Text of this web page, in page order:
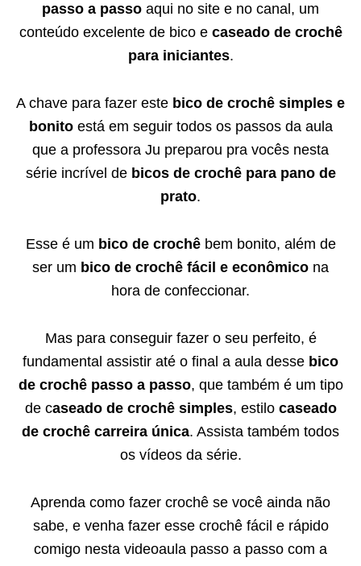
passo a passo aqui no site e no canal, um
conteúdo excelente de bico e caseado de crochê
para iniciantes.
A chave para fazer este bico de crochê simples e
bonitoestá em seguir todos os passos da aula
que a professora Ju preparou pra vocês nesta
série incrível de bicos de crochê para pano de
prato.
Esse é um bico de crochêbem bonito, além de
ser um bico de crochê fácil e econômico na
hora de confeccionar.
Mas para conseguir fazer o seu perfeito, é
fundamental assistir até o final a aula desse bico
de crochê passo a passo, que também é um tipo
de caseado de crochê simples, estilo caseado
de crochê carreira única. Assista também todos
os vídeos da série.
Aprenda como fazer crochê se você ainda não
sabe, e venha fazer esse crochê fácil e rápido
comigo nesta videoaula passo a passo com a